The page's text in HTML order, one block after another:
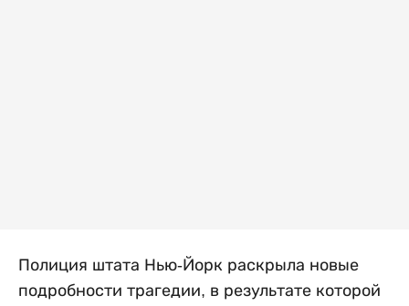
Полиция штата Нью-Йорк раскрыла новые
подробности трагедии, в результате которой